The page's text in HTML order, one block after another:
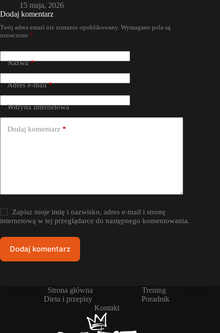
15 maja, 2026
Dodaj komentarz
Twój adres email nie zostanie opublikowany. Wymagane pola są
oznaczone *
Nazwa*
Adres e-mail*
Witryna internetowa
Dodaj komentarz *
Zapisz moje imię i nazwisko, adres e-mail i stronę
internetową w tej przeglądarce do następnego komentowania.
Dodaj komentarz
Strona główna
Trening
Dieta i przepisy
Poradnik
Kontakt